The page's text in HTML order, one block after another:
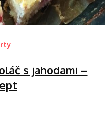
s jahodami –